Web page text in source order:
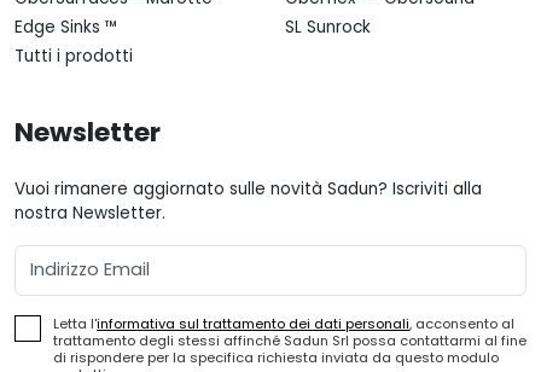
Edge Sinks ™
SL Sunrock
Tutti i prodotti
Newsletter
Vuoi rimanere aggiornato sulle novità Sadun? Iscriviti alla
nostra Newsletter.
Email
Letta l'informativa sul trattamento dei dati personali, acconsento al
trattamento degli stessi affinché Sadun Srl possa contattarmi al fine
di rispondere per la specifica richiesta inviata da questo modulo